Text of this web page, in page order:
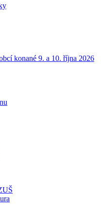
konané 9. a 10. října 2026